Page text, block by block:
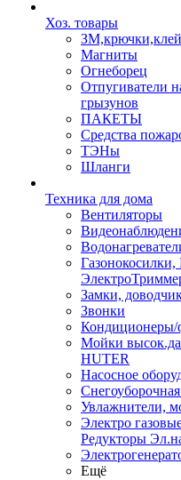
Хоз. товары
Магниты
Огнеборец
Отпугиватели
грызунов
ПАКЕТЫ
Средства
ТЭНы
Шланги
Техника для дома
Вентиляторы
Газонокосилки,
Замки,
Звонки
Кондиционеры/
Мойки
HUTER
Насосное
Увлажнители,
Электро
Редукторы
Ещё